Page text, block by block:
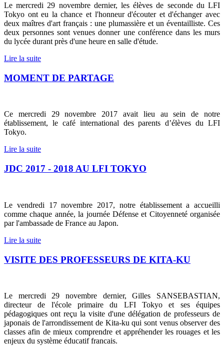
Le mercredi 29 novembre dernier, les élèves de seconde du LFI
Tokyo ont eu la chance et l'honneur d'écouter et d'échanger avec
deux maîtres d'art français : une plumassière et un éventailliste. Ces
deux personnes sont venues donner une conférence dans les murs
du lycée durant près d'une heure en salle d'étude.
Lire la suite
MOMENT DE PARTAGE
Ce mercredi 29 novembre 2017 avait lieu au sein de notre
établissement, le café international des parents d’élèves du LFI
Tokyo.
Lire la suite
JDC 2017 - 2018 AU LFI TOKYO
Le vendredi 17 novembre 2017, notre établissement a accueilli
comme chaque année, la journée Défense et Citoyenneté organisée
par l'ambassade de France au Japon.
Lire la suite
VISITE DES PROFESSEURS DE KITA-KU
Le mercredi 29 novembre dernier, Gilles SANSEBASTIAN,
directeur de l'école primaire du LFI Tokyo et ses équipes
pédagogiques ont reçu la visite d'une délégation de professeurs de
japonais de l'arrondissement de Kita-ku qui sont venus observer des
classes afin de mieux comprendre et appréhender les rouages et les
enjeux du système éducatif francais.